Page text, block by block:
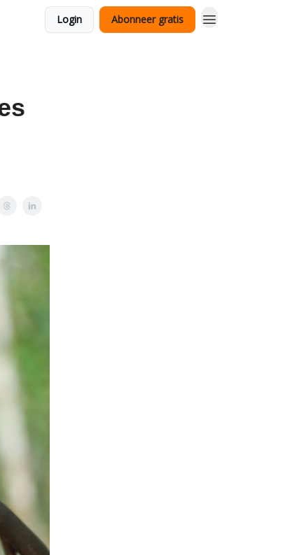
Login Abonneer gratis